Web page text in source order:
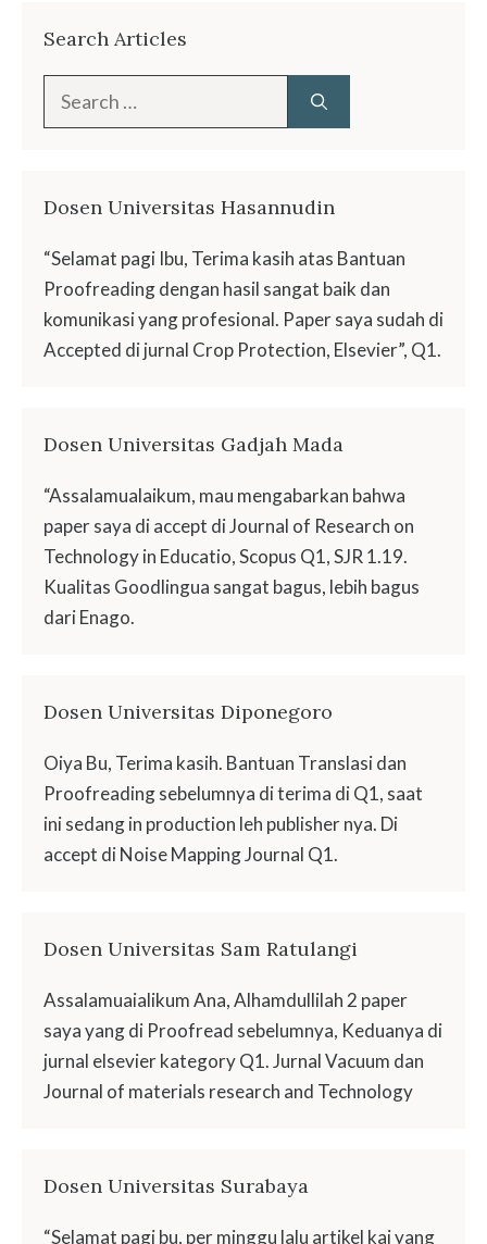
Search Articles
Dosen Universitas Hasannudin
“Selamat pagi Ibu, Terima kasih atas Bantuan
Proofreading dengan hasil sangat baik dan
komunikasi yang profesional. Paper saya sudah di
Accepted di jurnal Crop Protection, Elsevier”, Q1.
Dosen Universitas Gadjah Mada
“Assalamualaikum, mau mengabarkan bahwa
paper saya di accept di Journal of Research on
Technology in Educatio, Scopus Q1, SJR 1.19.
Kualitas Goodlingua sangat bagus, lebih bagus
dari Enago.
Dosen Universitas Diponegoro
Oiya Bu, Terima kasih. Bantuan Translasi dan
Proofreading sebelumnya di terima di Q1, saat
ini sedang in production leh publisher nya. Di
accept di Noise Mapping Journal Q1.
Dosen Universitas Sam Ratulangi
Assalamuaialikum Ana, Alhamdullilah 2 paper
saya yang di Proofread sebelumnya, Keduanya di
jurnal elsevier kategory Q1. Jurnal Vacuum dan
Journal of materials research and Technology
Dosen Universitas Surabaya
“Selamat pagi bu, per minggu lalu artikel kai yang